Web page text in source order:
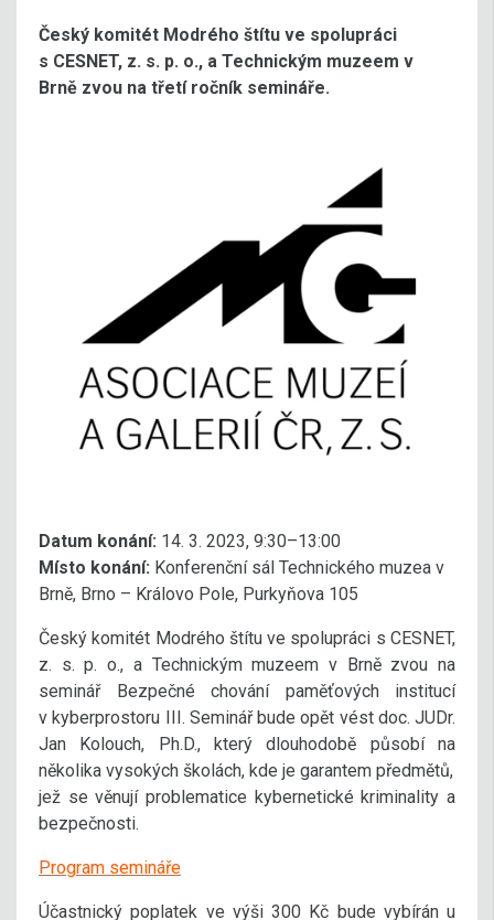
Český komitét Modrého štítu ve spolupráci
s CESNET, z. s. p. o., a Technickým muzeem v
Brně zvou na třetí ročník semináře.
Datum konání: 14. 3. 2023, 9:30–13:00
Místo konání: Konferenční sál Technického muzea v
Brně, Brno – Královo Pole, Purkyňova 105
Český komitét Modrého štítu ve spolupráci s CESNET,
z. s. p. o., a Technickým muzeem v Brně zvou na
seminář Bezpečné chování paměťových institucí
v kyberprostoru III. Seminář bude opět vést doc. JUDr.
Jan Kolouch, Ph.D., který dlouhodobě působí na
několika vysokých školách, kde je garantem předmětů,
jež se věnují problematice kybernetické kriminality a
bezpečnosti.
Program semináře
Účastnický poplatek ve výši 300 Kč bude vybírán u